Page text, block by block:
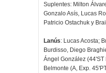
Suplentes: Milton
Gonzalo Asís, Lucas
Patricio Ostachuk y
Lanús: Lucas Acosta;
Burdisso, Diego
Ángel González (44'ST
Belmonte (A, Exp.